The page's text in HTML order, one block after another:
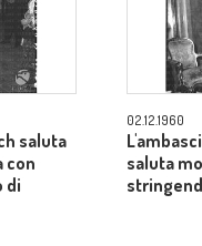
saluta
con
di
02.12.1960
saluta